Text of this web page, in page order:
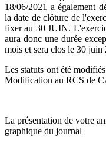
18/06/2021 a également
la date de clôture de
fixer au 30 JUIN.
aura donc une durée
mois et sera clos le 30 juin
Les statuts ont été
Modification au RCS de
La présentation de votre
graphique du journal